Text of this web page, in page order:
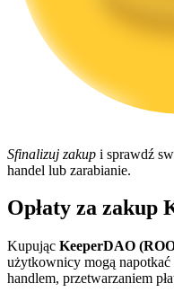
Elastyczne stawianie
tokenach
Sfinalizuj zakup i sprawdź
handel lub zarabianie.
Opłaty za zakup
Kupując KeeperDAO
użytkownicy mogą
handlem, przetwarzaniem